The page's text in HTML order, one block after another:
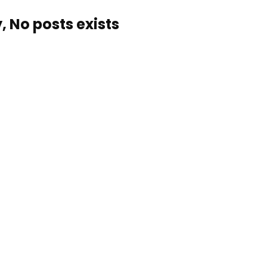
No posts exists…